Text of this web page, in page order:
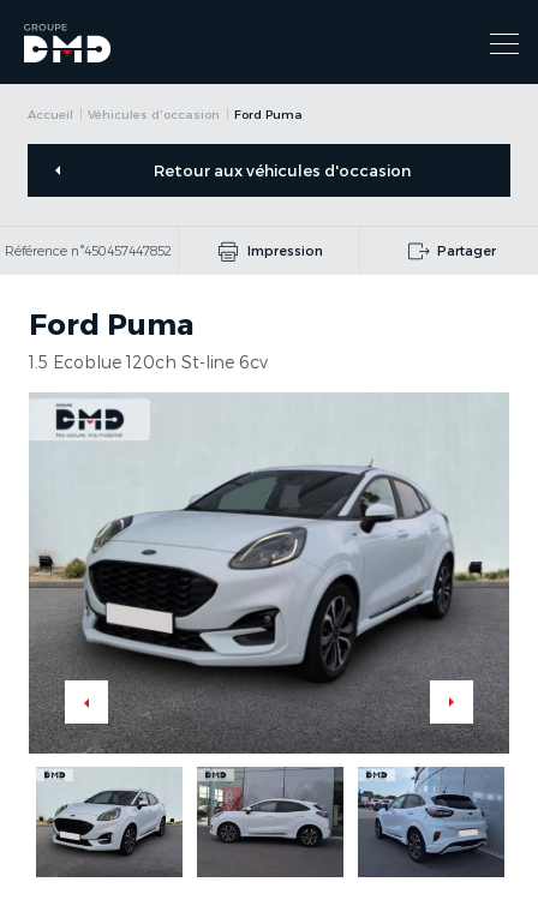
Accueil Véhicules d'occasion Ford Puma
Retour aux véhicules d'occasion
Référence n°450457447852 Impression Partager
Ford Puma
1.5 Ecoblue 120ch St-line 6cv